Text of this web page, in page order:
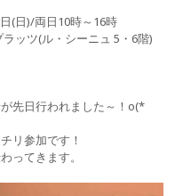
(日)/両日10時～16時
ッツ(ル・シーニュ 5・6階)
先日行われました～！ο(*
リ参加です！
ってきます。